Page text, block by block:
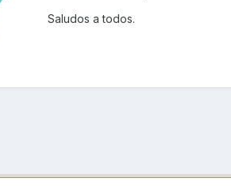
Saludos a todos.